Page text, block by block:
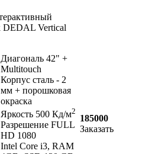
Диагональ 42" +
Multitouch
Корпус сталь - 2
мм + порошковая
окраска
Яркость 500 Кд/м2
Разрешение FULL
HD 1080
Intel Core i3, RAM
185000
Заказать